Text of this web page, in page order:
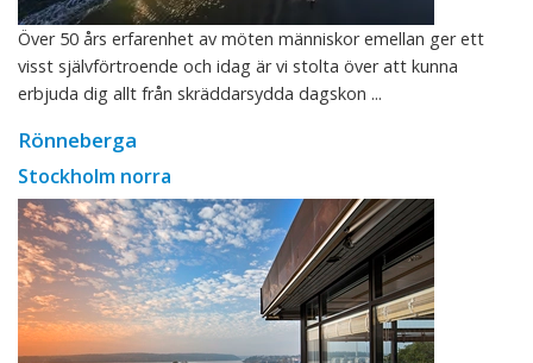
Över 50 års erfarenhet av möten människor emellan ger ett
visst självförtroende och idag är vi stolta över att kunna
erbjuda dig allt från skräddarsydda dagskon ...
Rönneberga
Stockholm norra